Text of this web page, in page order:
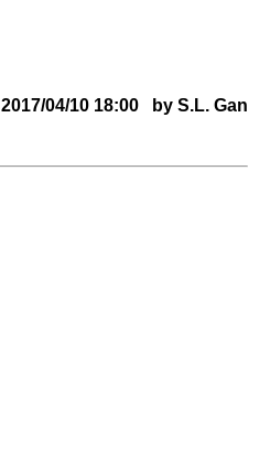
2017/04/10 18:00 by S.L. Gan